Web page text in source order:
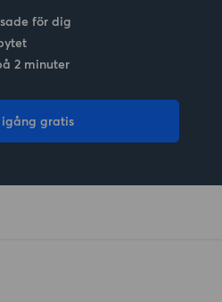
för dig
2 minuter
igång gratis